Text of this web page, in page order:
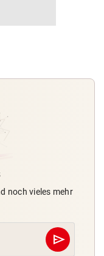
noch vieles mehr
send
Abschicken